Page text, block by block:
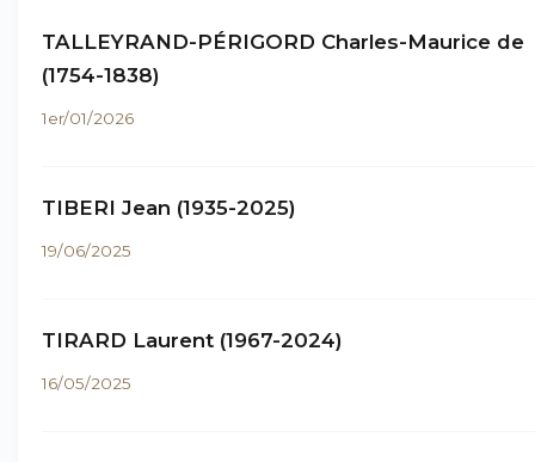
TALLEYRAND-PÉRIGORD Charles-Maurice de
(1754-1838)
1er/01/2026
TIBERI Jean (1935-2025)
19/06/2025
TIRARD Laurent (1967-2024)
16/05/2025